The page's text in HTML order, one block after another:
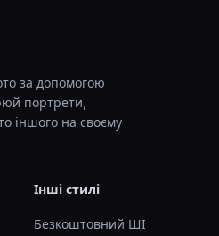
за допомогою
портрети,
іншого на своєму
Інші стилі
Безкоштовний ШІ